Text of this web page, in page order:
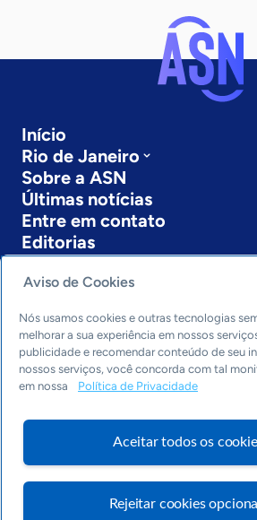
Início
Rio de Janeiro
Sobre a ASN
Últimas notícias
Entre em contato
Editorias
Economia & Política
Cultura empreendedora
Dados
Arquivo
Aviso de Cookies
Nós usamos cookies e outras tecnologias
melhorar a sua experiência em nossos
publicidade e recomendar conteúdo de seu
nossos serviços, você concorda com tal
em nossa
Política de Privacidade
Aceitar todos os
Rejeitar cookies